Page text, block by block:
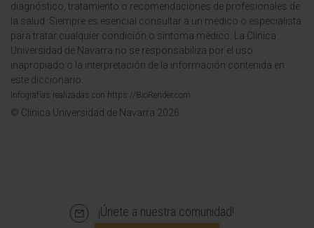
diagnóstico, tratamiento o recomendaciones de profesionales de
la salud. Siempre es esencial consultar a un médico o especialista
para tratar cualquier condición o síntoma médico. La Clínica
Universidad de Navarra no se responsabiliza por el uso
inapropiado o la interpretación de la información contenida en
este diccionario.
Infografías realizadas con https://BioRender.com
© Clínica Universidad de Navarra 2026
¡Únete a nuestra comunidad!